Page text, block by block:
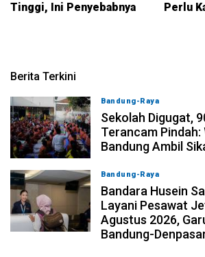
Tinggi, Ini Penyebabnya
Perlu
Berita Terkini
Bandung-Raya
Sekolah Digugat,
Terancam Pindah:
Bandung Ambil
Bandung-Raya
Bandara Husein
Layani Pesawat
Agustus 2026,
Bandung-